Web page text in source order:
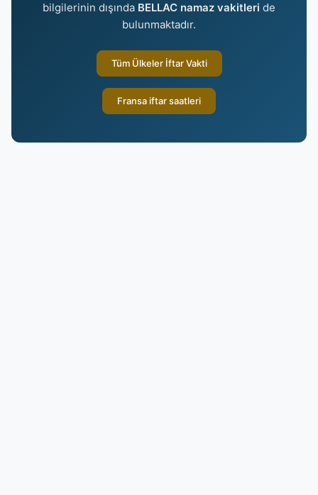
bilgilerinin dışında BELLAC namaz vakitleri de
bulunmaktadır.
Tüm Ülkeler İftar Vakti
Fransa iftar saatleri